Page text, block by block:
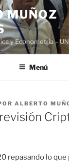
MUÑOZ
y Econometría –
Menú
ALBERTO
repasando lo que